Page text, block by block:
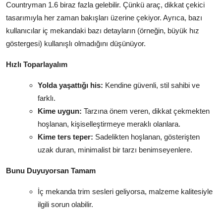
Countryman 1.6 biraz fazla gelebilir. Çünkü araç, dikkat çekici
tasarımıyla her zaman bakışları üzerine çekiyor. Ayrıca, bazı
kullanıcılar iç mekandaki bazı detayların (örneğin, büyük hız
göstergesi) kullanışlı olmadığını düşünüyor.
Hızlı Toparlayalım
Yolda yaşattığı his: Kendine güvenli, stil sahibi ve
farklı.
Kime uygun: Tarzına önem veren, dikkat çekmekten
hoşlanan, kişiselleştirmeye meraklı olanlara.
Kime ters teper: Sadelikten hoşlanan, gösterişten
uzak duran, minimalist bir tarzı benimseyenlere.
Bunu Duyuyorsan Tamam
İç mekanda trim sesleri geliyorsa, malzeme kalitesiyle
ilgili sorun olabilir.